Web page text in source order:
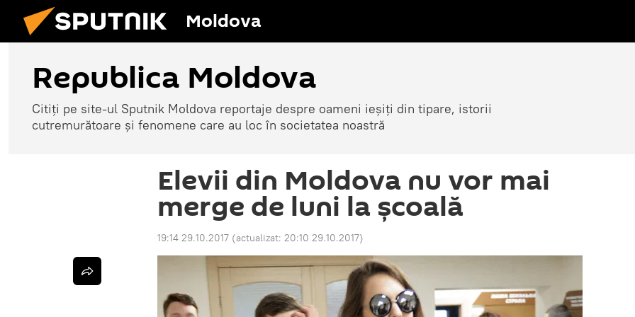
Moldova
Republica Moldova
Citiți pe site-ul Sputnik Moldova reportaje despre oameni ieșiți din tipare, istorii
cutremurătoare și fenomene care au loc în societatea noastră
Elevii din Moldova nu vor mai
merge de luni la școală
19:14 29.10.2017 (actualizat: 20:10 29.10.2017)